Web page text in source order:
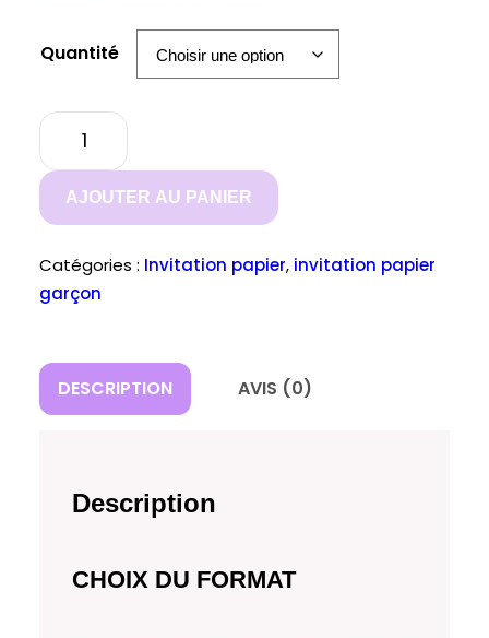
Quantité
quantité
de
carte
anniversaire
mickey
AJOUTER AU PANIER
Catégories : Invitation papier, invitation papier
garçon
DESCRIPTION AVIS (0)
Description
CHOIX DU FORMAT